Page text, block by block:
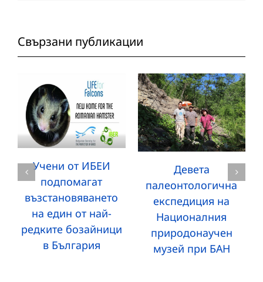
Свързани публикации
Учени от ИБЕИ
подпомагат
възстановяването
на един от най-
редките бозайници
в България
Девета
палеонтологична
експедиция на
Националния
природонаучен
музей при БАН